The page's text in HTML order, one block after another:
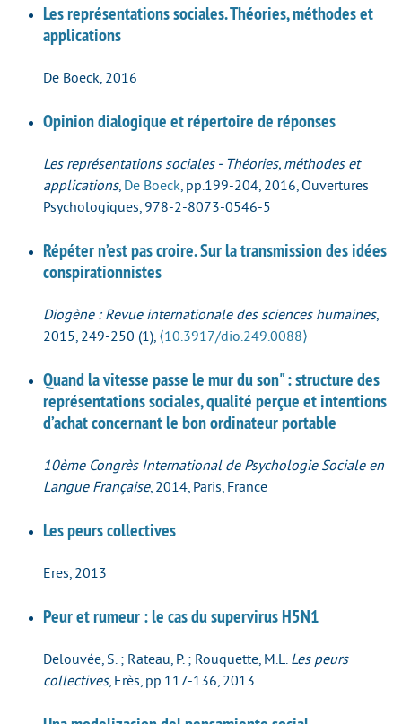
Les représentations sociales. Théories, méthodes et
applications
De Boeck, 2016
Opinion dialogique et répertoire de réponses
Les représentations sociales - Théories, méthodes et
applications, De Boeck, pp.199-204, 2016, Ouvertures
Psychologiques, 978-2-8073-0546-5
Répéter n’est pas croire. Sur la transmission des idées
conspirationnistes
Diogène : Revue internationale des sciences humaines,
2015, 249-250 (1), ⟨10.3917/dio.249.0088⟩
Quand la vitesse passe le mur du son" : structure des
représentations sociales, qualité perçue et intentions
d’achat concernant le bon ordinateur portable
10ème Congrès International de Psychologie Sociale en
Langue Française, 2014, Paris, France
Les peurs collectives
Eres, 2013
Peur et rumeur : le cas du supervirus H5N1
Delouvée, S. ; Rateau, P. ; Rouquette, M.L. Les peurs
collectives, Erès, pp.117-136, 2013